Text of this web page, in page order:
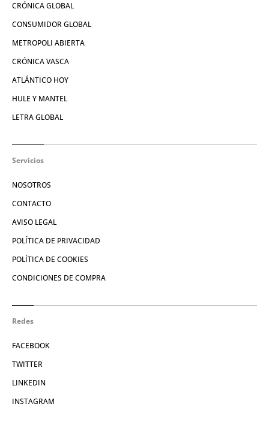
CRÓNICA GLOBAL
CONSUMIDOR GLOBAL
METROPOLI ABIERTA
CRÓNICA VASCA
ATLÁNTICO HOY
HULE Y MANTEL
LETRA GLOBAL
Servicios
NOSOTROS
CONTACTO
AVISO LEGAL
POLÍTICA DE PRIVACIDAD
POLÍTICA DE COOKIES
CONDICIONES DE COMPRA
Redes
FACEBOOK
TWITTER
LINKEDIN
INSTAGRAM